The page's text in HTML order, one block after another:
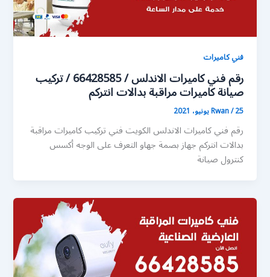
فني كاميرات
رقم فني كاميرات الاندلس / 66428585 / تركيب
صيانة كاميرات مراقبة بدالات انتركم
Rwan/25 يونيو، 2021
رقم فني كاميرات الاندلس الكويت فني تركيب كاميرات مراقبة
بدالات انتركم جهاز بصمة جهاو التعرف على الوجه أكسس
كنترول صيانة